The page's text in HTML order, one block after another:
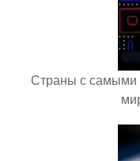
Страны с самыми